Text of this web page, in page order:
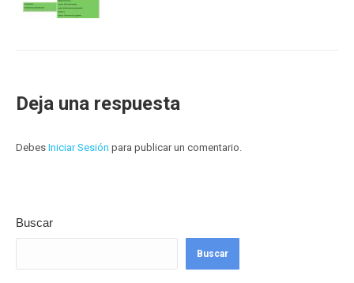
Deja una respuesta
Debes Iniciar Sesión para publicar un comentario.
Buscar
Buscar